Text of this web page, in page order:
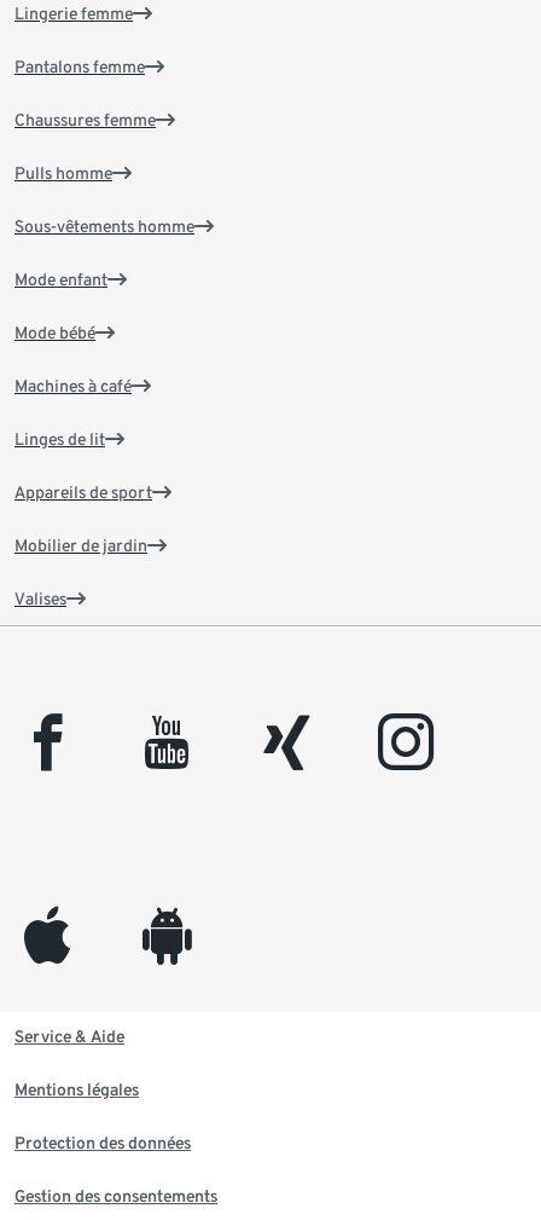
Lingerie femme
Pantalons femme
Chaussures femme
Pulls homme
Sous-vêtements homme
Mode enfant
Mode bébé
Machines à café
Linges de lit
Appareils de sport
Mobilier de jardin
Valises
facebook youtube xing instagram
appleinc android
Service & Aide
Mentions légales
Protection des données
Gestion des consentements